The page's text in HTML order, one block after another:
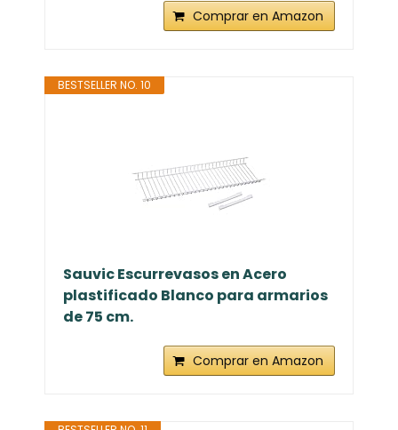
Comprar en Amazon
BESTSELLER NO. 10
Sauvic Escurrevasos en Acero
plastificado Blanco para armarios
de 75 cm.
Comprar en Amazon